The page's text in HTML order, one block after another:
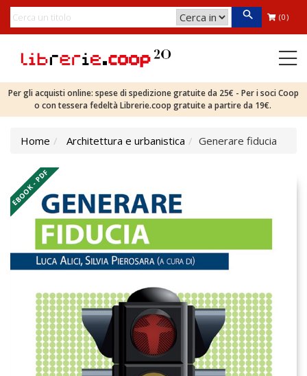
(0)
Per gli acquisti online: spese di spedizione gratuite da 25€ - Per i soci Coop
o con tessera fedeltà Librerie.coop gratuite a partire da 19€.
Home Architettura e urbanistica Generare fiducia
EBOOK - PDF